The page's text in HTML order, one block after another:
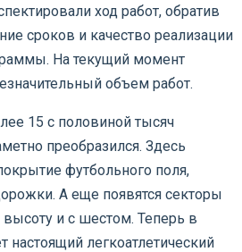
ход работ, обратив
сроков и качество реализации
На текущий момент
объем работ.
15 с половиной тысяч
преобразился. Здесь
футбольного поля,
А еще появятся секторы
и с шестом. Теперь в
настоящий легкоатлетический